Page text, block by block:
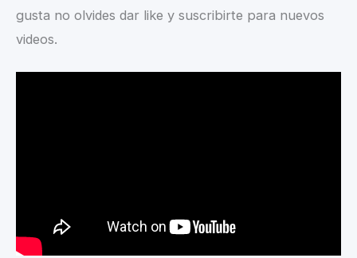
gusta no olvides dar like y suscribirte para nuevos
videos.